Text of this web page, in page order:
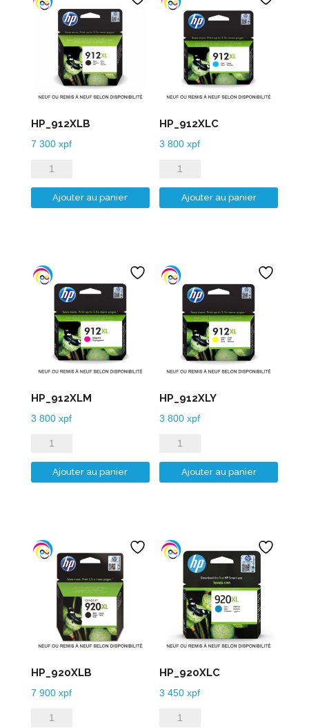
HP_912XLB
7 300 xpf
quantité
de
HP_912XLB
Ajouter au panier
HP_912XLC
3 800xpf
quantité
de
HP_912XLC
Ajouter au panier
HP_912XLM
3 800 xpf
quantité
de
HP_912XLM
Ajouter au panier
HP_912XLY
3 800xpf
quantité
de
HP_912XLY
Ajouter au panier
HP_920XLB
7 900 xpf
quantité
HP_920XLC
3 450xpf
quantité